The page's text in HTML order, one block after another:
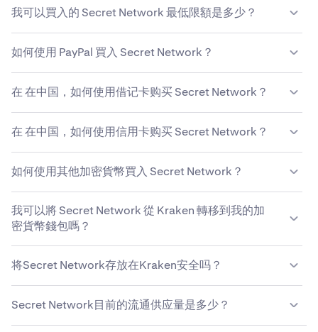
金额与支付方式而异。了解Kraken的费率结构。
我可以買入的 Secret Network 最低限額是多少？
Kraken还支持设置定期买入（收取相应手续费），助您持
续、稳定地小额积累Secret Network。
如何使用 PayPal 買入 Secret Network？
過在你的帳戶主頁上選擇「存款」來存入資金。選擇
Secret Network 等資產，再選擇 PayPal 作為方法，並在需
要時連接你的 PayPal 帳戶。输入充值金额并确认，资金到
账后即可用于买入Secret Network。
在 在中国，如何使用借记卡购买 Secret Network？
Network。在此处了解更多有关我们的支持的货币和支付方
式的信息。
在 在中国，如何使用信用卡购买 Secret Network？
请前往“买入加密货币”部分，添加您的银行卡详细信息，然
后按照步骤完成交易。用戶必須持有中級或專業驗證帳戶，
且居住於支援的國家/地區，才能使用借記卡或信用卡買
入。Kraken 接受支持 3D Secure (3DS) 的 Visa 或
Mastercard，且卡片必須與你的 Kraken 帳戶的法定姓名
如何使用其他加密貨幣買入 Secret Network？
Network。如未提供直接交易对，可使用Kraken的兑换功
能，将任意已上线的加密货币无缝兑换为Secret
Network。瀏覽 Kraken 上可用的 Secret Network 市場，
或使用轉換工具快速輕鬆地在數百種加密貨幣之間進行交
我可以將 Secret Network 從 Kraken 轉移到我的加
密貨幣錢包嗎？
有。Kraken支持将您的Secret Network便捷提币至任何支
持Secret Network的热钱包或冷钱包。只需輸入外部錢包
地址，你的 Secret Network 即可在幾分鐘內進入你的錢
将Secret Network存放在Kraken安全吗？
安全，并确保您随时可支取。我们始终认为，加密货币存放
在您自己的钱包中最为安全；但只要您选择将Secret
Secret Network目前的流通供应量是多少？